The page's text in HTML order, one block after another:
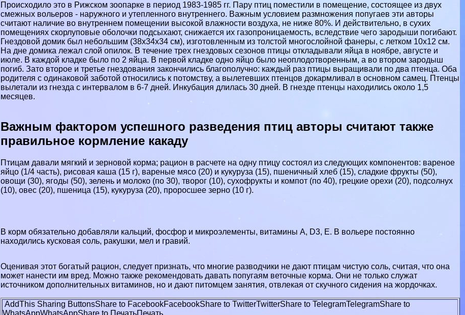
Происходило это в Рижском зоопарке в период 1983-1985 гг. Пару птиц поместили в помещение, состоящее из двух
смежных вольеров - наружного и утепленного внутреннего. Важным условием размножения попугаев эти авторы
считают наличие во внутреннем помещении высокой влажности воздуха, не ниже 80%. И действительно, в сухих
помещениях скорлуповые оболочки подсыхают, снижается их газопроницаемость, вследствие чего зародыши погибают.
Гнездовой домик был небольшим (38х34х34 см), изготовленным из толстой многослойной фанеры, с летком 10x12 см.
На дне домика лежал слой опилок. В течение трех гнездовых сезонов птицы откладывали яйца в ноябре, августе и
июле. В каждой кладке было по 2 яйца. В первой кладке одно яйцо было неоплодотворенным, а во втором зародыш
погиб. Зато второе и третье гнездования закончились благополучно: каждый раз птицы выращивали по два птенца. Оба
родителя с одинаковой заботой относились к потомству, а вылетевших птенцов докармливал в основном самец. Птенцы
вылетали из гнезда с интервалом в 6-7 дней. Инкубация длилась 30 дней. В гнезде птенцы находились около 1,5
месяцев.
Важным фактором успешного разведения птиц авторы считают также
правильное кормление какаду
Птицам давали мягкий и зерновой корма; рацион в расчете на одну птицу состоял из следующих компонентов: вареное
яйцо (1/4 часть), рисовая каша (15 г), вареные мясо (20) и кукуруза (15), пшеничный хлеб (15), сладкие фрукты (50),
овощи (30), ягоды (50), зелень и молоко (по 30), творог (10), сухофрукты и компот (по 40), грецкие орехи (20), подсолнух
(10), овес (20), пшеница (15), кукуруза (20), проросшее зерно (10 г).
В корм обязательно добавляли кальций, фосфор и микроэлементы, витамины A, D3, E. В вольере постоянно
находились кусковая соль, paкушки, мел и гравий.
Оценивая этот богатый рацион, следует признать, что многие разводчики не дают птицам чистую соль, считая, что она
может нанести им вред. Можно также рекомендовать давать попугаям веточные корма. Они не только служат
источником дополнительных витаминов, но и дают питомцем занятия, отвлекая от скучного сидения на жордочках.
AddThis Sharing ButtonsShare to FacebookFacebookShare to TwitterTwitterShare to TelegramTelegramShare to
WhatsAppWhatsAppShare to ПечатьПечать